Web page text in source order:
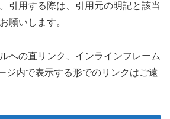
引用する際は、引用元の明記と該当
願いします。
への直リンク、インラインフレーム
ジ内で表示する形でのリンクはご遠